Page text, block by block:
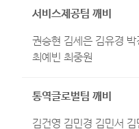
서비스제공팀 깨비
권승현 김세은 김유경
최예빈 최중원
통역글로벌팀 깨비
김건영 김민경 김민서